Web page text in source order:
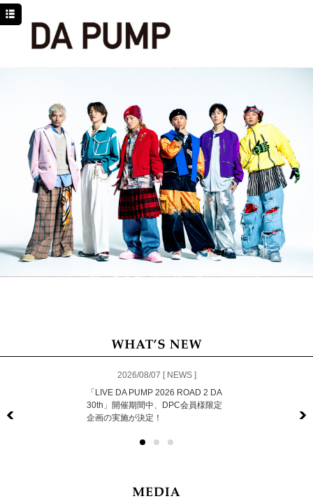
2026/08/07 [ NEWS ]
「LIVE DA PUMP 2026 ROAD 2 DA
30th」開催期間中、DPC会員様限定
企画の実施が決定！
NEWS
PROFILE
MOVIE
LINE
YouTube
BLOG
Facebook
Twitter
DPC